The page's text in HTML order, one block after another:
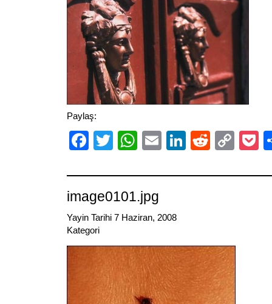
Paylaş:
Facebook
TwitterWhatsApp
EmailLinkedIn
Reddit
image0101.jpg
Yayin Tarihi 7 Haziran, 2008
Kategori